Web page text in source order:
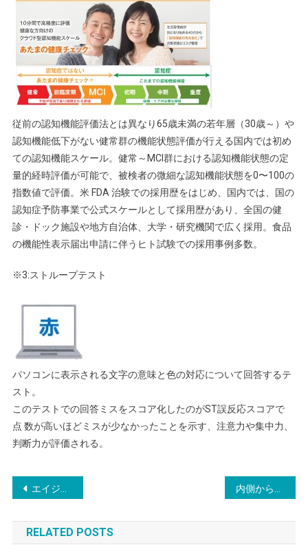
従前の認知機能評価法とは異なり65歳未満の若年層（30歳～）や
認知機能低下がない健常群の機能状態評価が行える国内では初め
ての認知機能スケール。健常～MCI群における認知機能状態の定
量的経時評価が可能で、被検者の微細な認知機能状態を0〜100の
指数値で評価。米 FDA 治験での採用歴をはじめ、国内では、国の
認知症予防事業で公式スケールとして採用歴があり、全国の健
診・ドック施設や地方自治体、大学・研究機関で広く採用。食品
の機能性表示届出申請に伴うヒト試験での採用事例多数。
※3:ストループテスト
パソコンに表示される文字の意味と色の対応について回答するテ
スト。
このテストでの回答ミスをスコア化したのがST誤反応スコアで
点 数が高いほどミスが少なかったことを示す、注意力や集中力、
判断力が評価される。
投
稿
ナ
エイジングケアNo.1ブランドより ノーベル賞技術から生まれた 日本初ウロリチンサプリ 6/25発売
RELATED POSTS